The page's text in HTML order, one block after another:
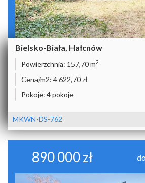
Bielsko-Biała, Hałcnów
Powierzchnia: 157,70 m2
Cena/m2: 4 622,70 zł
Pokoje: 4 pokoje
MKWN-DS-762
890 000 zł